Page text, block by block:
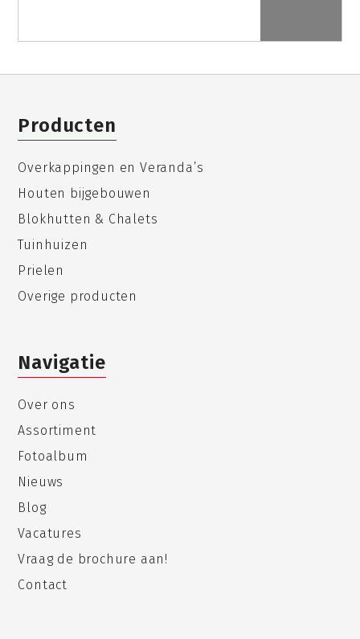
Producten
Overkappingen en Veranda’s
Houten bijgebouwen
Blokhutten & Chalets
Tuinhuizen
Prielen
Overige producten
Navigatie
Over ons
Assortiment
Fotoalbum
Nieuws
Blog
Vacatures
Vraag de brochure aan!
Contact